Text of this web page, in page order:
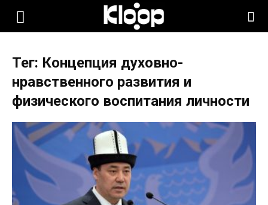
KLOOP.KG
Новости
Кыргызстана
Тег: Концепция духовно-
нравственного развития и
физического воспитания личности